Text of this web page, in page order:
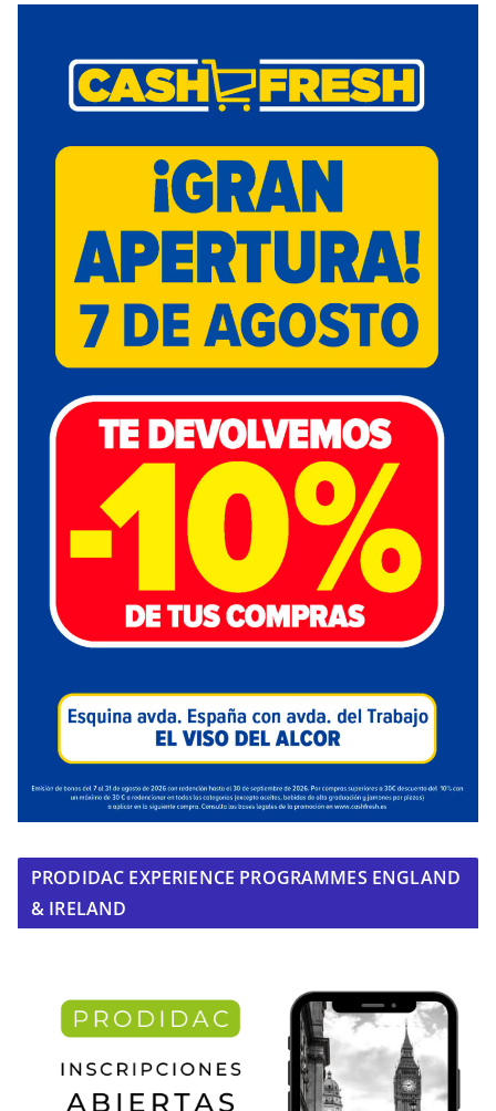
PRODIDAC EXPERIENCE PROGRAMMES ENGLAND
& IRELAND